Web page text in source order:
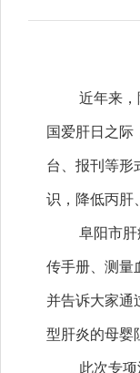
近年来
国爱肝日之际
台、报刊等形
识，降低丙肝
阜阳市
传手册、测量
并告诉大家通
型肝炎的母婴
此次专